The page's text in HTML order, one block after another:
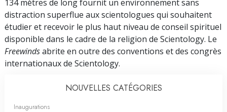
134 mètres de long fournit un environnement sans
distraction superflue aux scientologues qui souhaitent
étudier et recevoir le plus haut niveau de conseil spirituel
disponible dans le cadre de la religion de Scientology. Le
Freewindsabrite en outre des conventions et des congrès
internationaux de Scientology.
NOUVELLES CATÉGORIES
Inaugurations